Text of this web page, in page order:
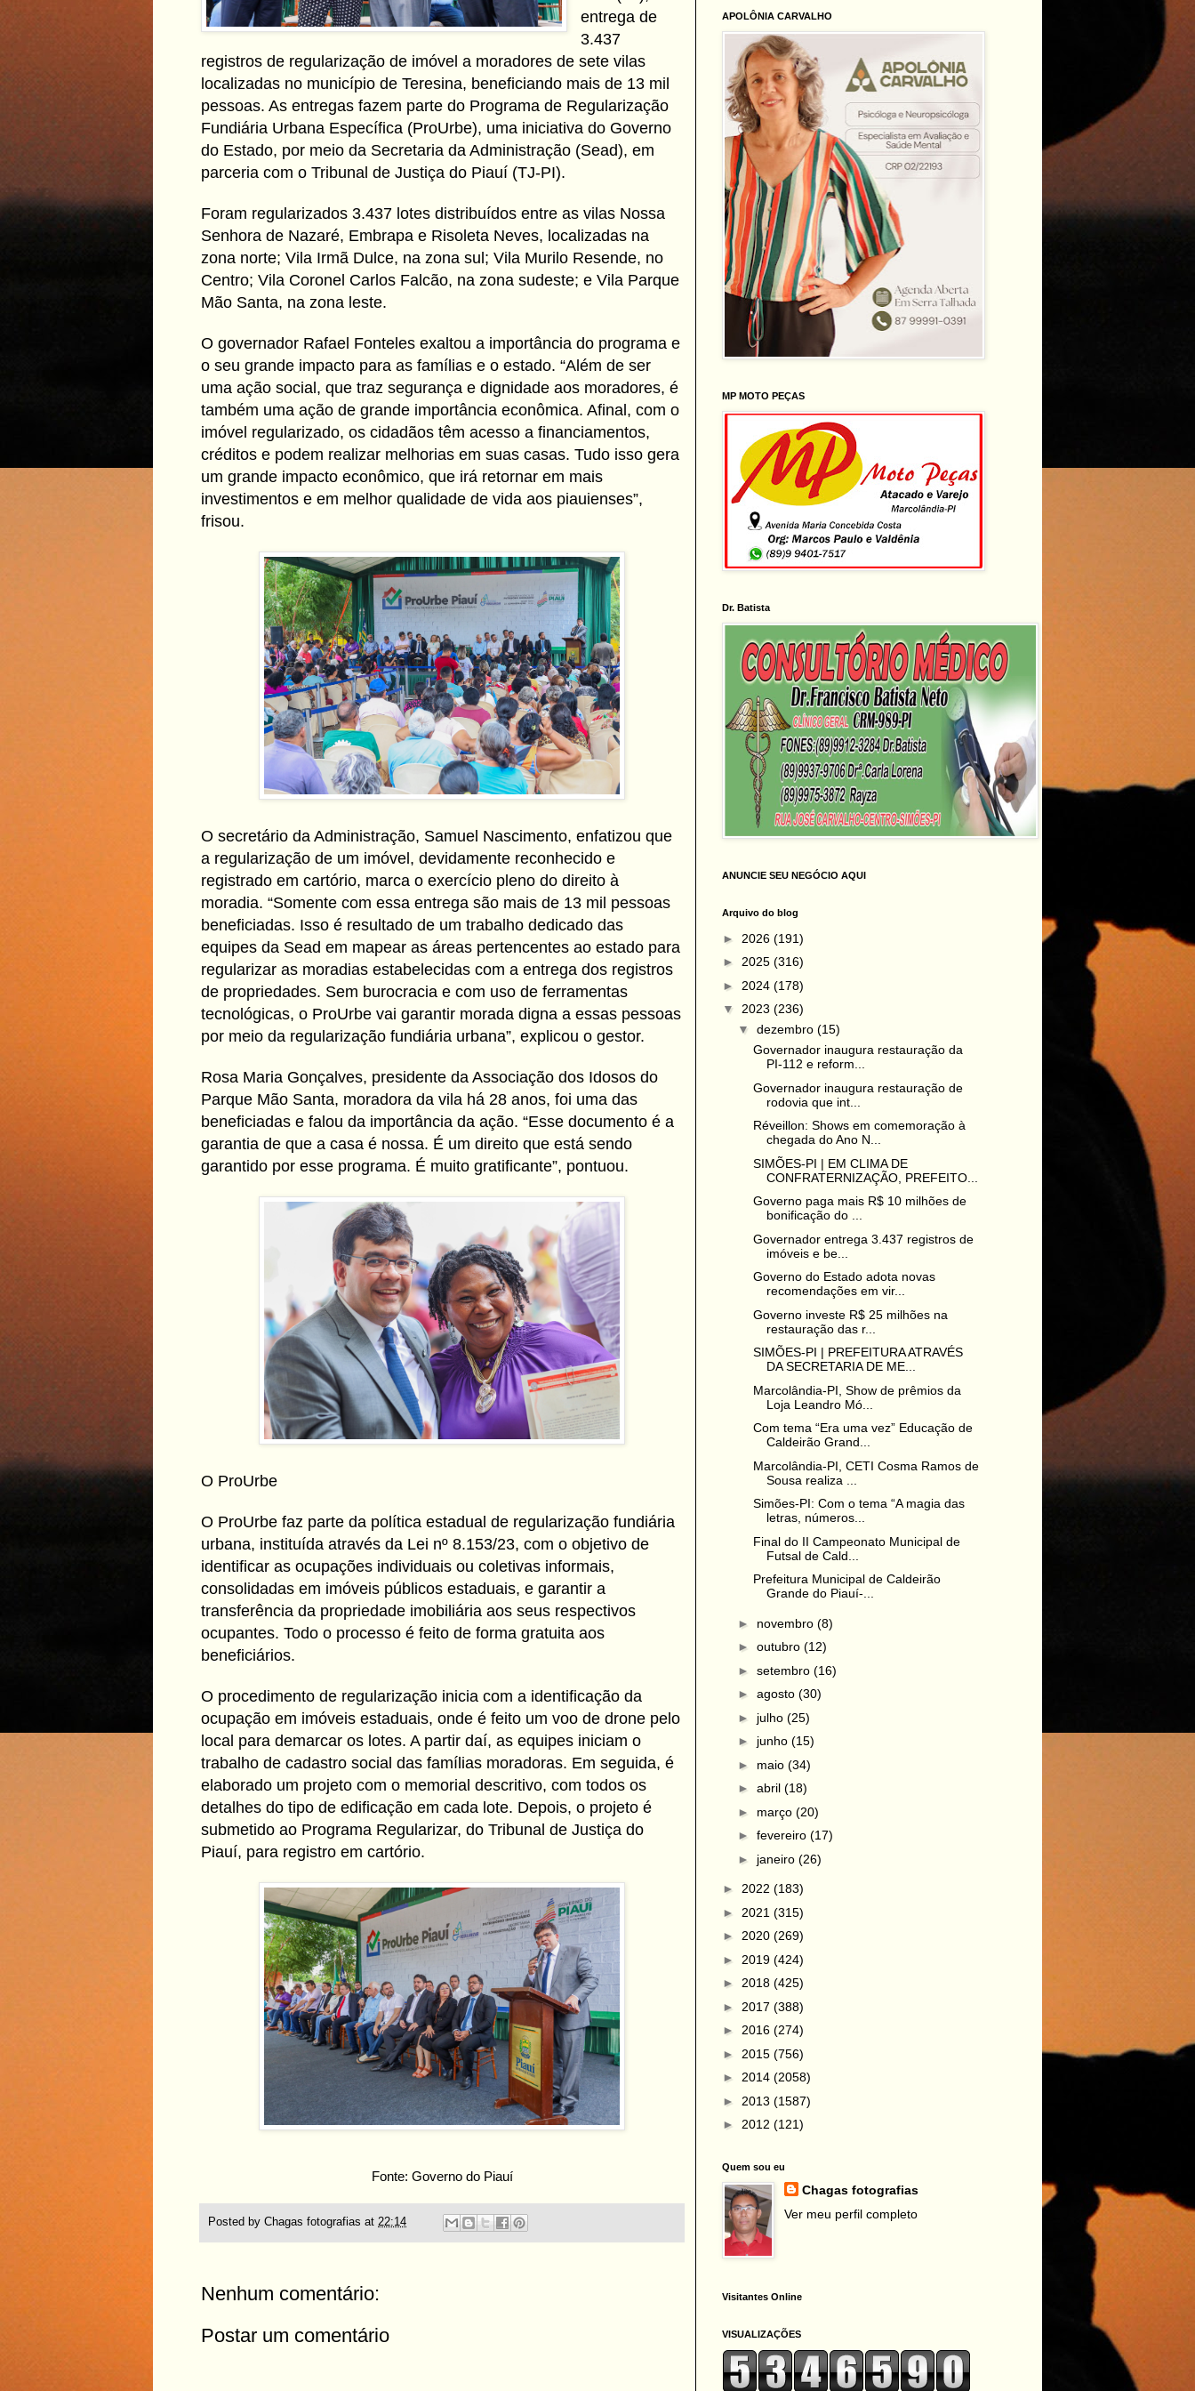
entrega de
3.437
registros de regularização de imóvel a moradores de sete vilas
localizadas no município de Teresina, beneficiando mais de 13 mil
pessoas. As entregas fazem parte do Programa de Regularização
Fundiária Urbana Específica (ProUrbe), uma iniciativa do Governo
do Estado, por meio da Secretaria da Administração (Sead), em
parceria com o Tribunal de Justiça do Piauí (TJ-PI).
Foram regularizados 3.437 lotes distribuídos entre as vilas Nossa
Senhora de Nazaré, Embrapa e Risoleta Neves, localizadas na
zona norte; Vila Irmã Dulce, na zona sul; Vila Murilo Resende, no
Centro; Vila Coronel Carlos Falcão, na zona sudeste; e Vila Parque
Mão Santa, na zona leste.
O governador Rafael Fonteles exaltou a importância do programa e
o seu grande impacto para as famílias e o estado. “Além de ser
uma ação social, que traz segurança e dignidade aos moradores, é
também uma ação de grande importância econômica. Afinal, com o
imóvel regularizado, os cidadãos têm acesso a financiamentos,
créditos e podem realizar melhorias em suas casas. Tudo isso gera
um grande impacto econômico, que irá retornar em mais
investimentos e em melhor qualidade de vida aos piauienses”,
frisou.
O secretário da Administração, Samuel Nascimento, enfatizou que
a regularização de um imóvel, devidamente reconhecido e
registrado em cartório, marca o exercício pleno do direito à
moradia. “Somente com essa entrega são mais de 13 mil pessoas
beneficiadas. Isso é resultado de um trabalho dedicado das
equipes da Sead em mapear as áreas pertencentes ao estado para
regularizar as moradias estabelecidas com a entrega dos registros
de propriedades. Sem burocracia e com uso de ferramentas
tecnológicas, o ProUrbe vai garantir morada digna a essas pessoas
por meio da regularização fundiária urbana”, explicou o gestor.
Rosa Maria Gonçalves, presidente da Associação dos Idosos do
Parque Mão Santa, moradora da vila há 28 anos, foi uma das
beneficiadas e falou da importância da ação. “Esse documento é a
garantia de que a casa é nossa. É um direito que está sendo
garantido por esse programa. É muito gratificante”, pontuou.
O ProUrbe
O ProUrbe faz parte da política estadual de regularização fundiária
urbana, instituída através da Lei nº 8.153/23, com o objetivo de
identificar as ocupações individuais ou coletivas informais,
consolidadas em imóveis públicos estaduais, e garantir a
transferência da propriedade imobiliária aos seus respectivos
ocupantes. Todo o processo é feito de forma gratuita aos
beneficiários.
O procedimento de regularização inicia com a identificação da
ocupação em imóveis estaduais, onde é feito um voo de drone pelo
local para demarcar os lotes. A partir daí, as equipes iniciam o
trabalho de cadastro social das famílias moradoras. Em seguida, é
elaborado um projeto com o memorial descritivo, com todos os
detalhes do tipo de edificação em cada lote. Depois, o projeto é
submetido ao Programa Regularizar, do Tribunal de Justiça do
Piauí, para registro em cartório.
Fonte: Governo do Piauí
Posted by Chagas fotografias at 22:14
Nenhum comentário:
Postar um comentário
APOLÔNIA CARVALHO
MP MOTO PEÇAS
Dr. Batista
ANUNCIE SEU NEGÓCIO AQUI
Arquivo do blog
► 2026 (191)
► 2025 (316)
► 2024 (178)
▼ 2023 (236)
▼ dezembro (15)
Governador inaugura restauração da
PI-112 e reform...
Governador inaugura restauração de
rodovia que int...
Réveillon: Shows em comemoração à
chegada do Ano N...
SIMÕES-PI | EM CLIMA DE
CONFRATERNIZAÇÃO, PREFEITO...
Governo paga mais R$ 10 milhões de
bonificação do ...
Governador entrega 3.437 registros de
imóveis e be...
Governo do Estado adota novas
recomendações em vir...
Governo investe R$ 25 milhões na
restauração das r...
SIMÕES-PI | PREFEITURA ATRAVÉS
DA SECRETARIA DE ME...
Marcolândia-PI, Show de prêmios da
Loja Leandro Mó...
Com tema “Era uma vez” Educação de
Caldeirão Grand...
Marcolândia-PI, CETI Cosma Ramos de
Sousa realiza ...
Simões-PI: Com o tema “A magia das
letras, números...
Final do II Campeonato Municipal de
Futsal de Cald...
Prefeitura Municipal de Caldeirão
Grande do Piauí-...
► novembro (8)
► outubro (12)
► setembro (16)
► agosto (30)
► julho (25)
► junho (15)
► maio (34)
► abril (18)
► março (20)
► fevereiro (17)
► janeiro (26)
► 2022 (183)
► 2021 (315)
► 2020 (269)
► 2019 (424)
► 2018 (425)
► 2017 (388)
► 2016 (274)
► 2015 (756)
► 2014 (2058)
► 2013 (1587)
► 2012 (121)
Quem sou eu
Chagas fotografias
Ver meu perfil completo
Visitantes Online
VISUALIZAÇÕES